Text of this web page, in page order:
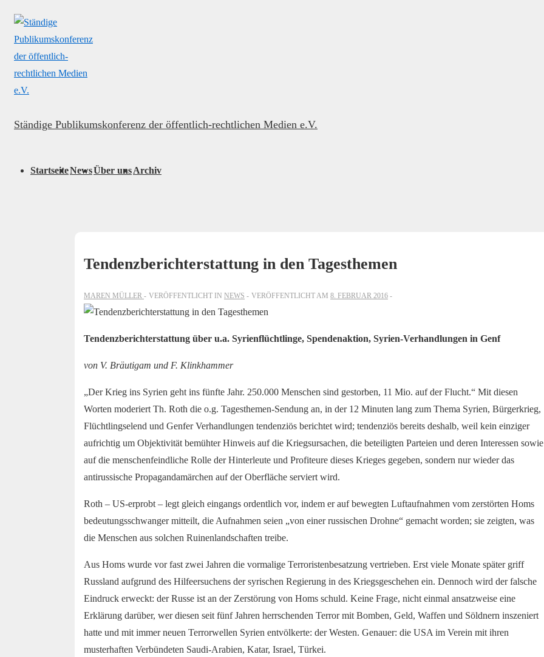
Inhalt
Secondary
Navigation
Ständige Publikumskonferenz der öffentlich-rechtlichen Medien e.V.
Hauptnavigation
StartseiteNewsÜber unsArchiv
Tendenzberichterstattung in den Tagesthemen
MAREN MÜLLER VERÖFFENTLICHT IN NEWS VERÖFFENTLICHT AM 8. FEBRUAR 2016
Tendenzberichterstattung über u.a. Syrienflüchtlinge, Spendenaktion, Syrien-Verhandlungen in Genf
von V. Bräutigam und F. Klinkhammer
„Der Krieg ins Syrien geht ins fünfte Jahr. 250.000 Menschen sind gestorben, 11 Mio. auf der Flucht.“ Mit diesen
Worten moderiert Th. Roth die o.g. Tagesthemen-Sendung an, in der 12 Minuten lang zum Thema Syrien, Bürgerkrieg,
Flüchtlingselend und Genfer Verhandlungen tendenziös berichtet wird; tendenziös bereits deshalb, weil kein einziger
aufrichtig um Objektivität bemühter Hinweis auf die Kriegsursachen, die beteiligten Parteien und deren Interessen sowie
auf die menschenfeindliche Rolle der Hinterleute und Profiteure dieses Krieges gegeben, sondern nur wieder das
antirussische Propagandamärchen auf der Oberfläche serviert wird.
Roth – US-erprobt – legt gleich eingangs ordentlich vor, indem er auf bewegten Luftaufnahmen vom zerstörten Homs
bedeutungsschwanger mitteilt, die Aufnahmen seien „von einer russischen Drohne“ gemacht worden; sie zeigten, was
die Menschen aus solchen Ruinenlandschaften treibe.
Aus Homs wurde vor fast zwei Jahren die vormalige Terroristenbesatzung vertrieben. Erst viele Monate später griff
Russland aufgrund des Hilfeersuchens der syrischen Regierung in des Kriegsgeschehen ein. Dennoch wird der falsche
Eindruck erweckt: der Russe ist an der Zerstörung von Homs schuld. Keine Frage, nicht einmal ansatzweise eine
Erklärung darüber, wer diesen seit fünf Jahren herrschenden Terror mit Bomben, Geld, Waffen und Söldnern inszeniert
hatte und mit immer neuen Terrorwellen Syrien entvölkerte: der Westen. Genauer: die USA im Verein mit ihren
musterhaften Verbündeten Saudi-Arabien, Katar, Israel, Türkei.